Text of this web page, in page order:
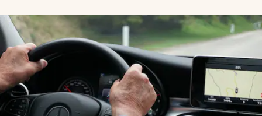
Espiritualidad
Mediakit
abre en nueva pestaña
México